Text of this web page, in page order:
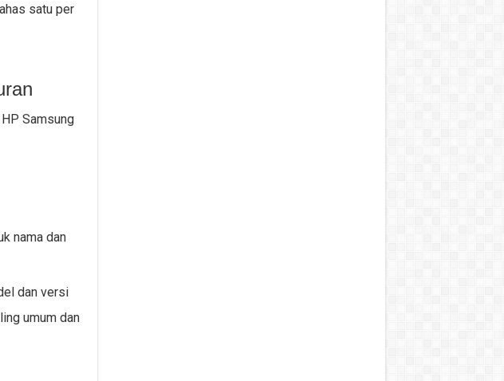
satu per
Samsung
nama dan
dan versi
umum dan